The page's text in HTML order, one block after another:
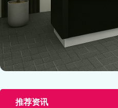
推荐资讯